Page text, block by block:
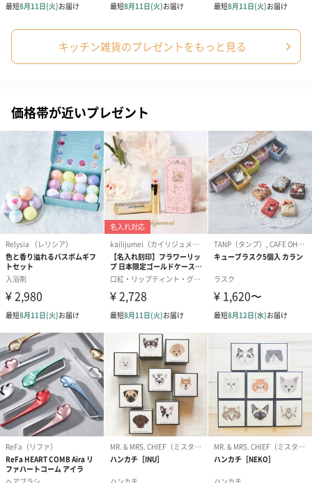
キッチン雑貨のプレゼントをもっと見る
価格帯が近いプレゼント